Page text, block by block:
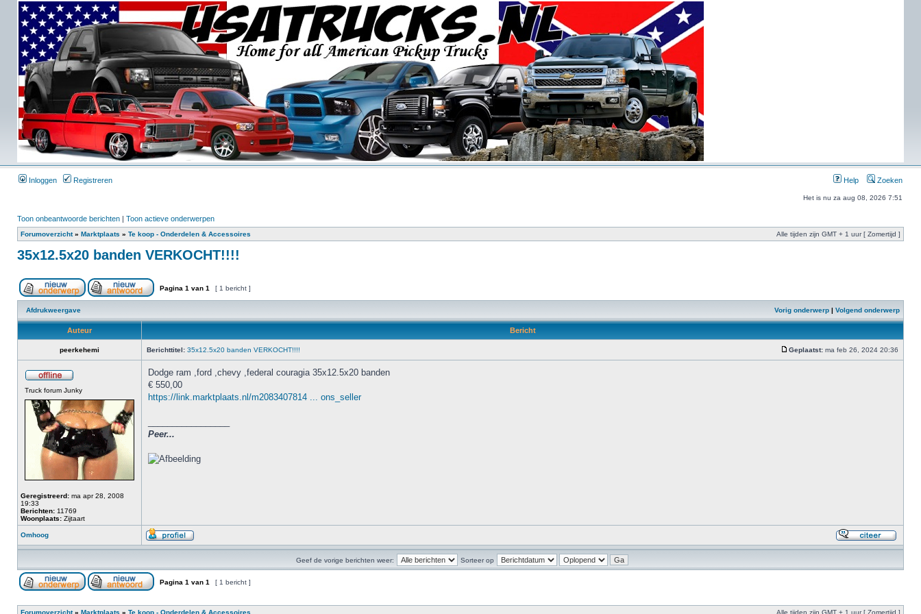
Inloggen Registreren Help Zoeken
Het is nu za aug 08, 2026 7:51
Toon onbeantwoorde berichten | Toon actieve onderwerpen
Forumoverzicht» Marktplaats » Te koop - Onderdelen & Accessoires Alle tijden zijn GMT + 1 uur [ Zomertijd ]
35x12.5x20 banden VERKOCHT!!!!
Pagina 1 van 1 [ 1 bericht ]
Afdrukweergave Vorig onderwerp | Volgend onderwerp
Auteur Bericht
peerkehemi Berichttitel: 35x12.5x20 banden VERKOCHT!!!! Geplaatst: ma feb 26, 2024 20:36
Truck forum Junky
Geregistreerd: ma apr 28, 2008
19:33
Berichten: 11769
Woonplaats: Zijtaart
Dodge ram ,ford ,chevy ,federal couragia 35x12.5x20 banden
€ 550,00
https://link.marktplaats.nl/m2083407814 ... ons_seller
Peer...
Omhoog
Geef de vorige berichten weer: Sorteer op
Pagina 1 van 1 [ 1 bericht ]
Forumoverzicht» Marktplaats » Te koop - Onderdelen & Accessoires Alle tijden zijn GMT + 1 uur [ Zomertijd ]